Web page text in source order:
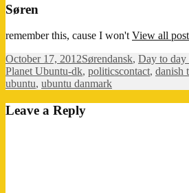
Søren
remember this, cause I won't View all
Posted
on
October 17, 2012Author
SørenCategories
dansk, Day to day
Planet Ubuntu-dk, politicsTags
contact, danish
ubuntu, ubuntu danmark
Leave a Reply